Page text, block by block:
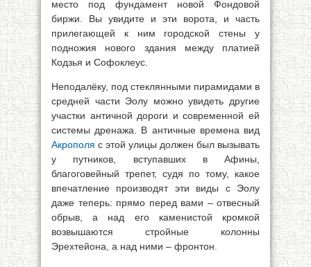
место под фундамент новой Фондовой
биржи. Вы увидите и эти ворота, и часть
прилегающей к ним городской стены у
подножия нового здания между платией
Кодзья и Софоклеус.
Неподалёку, под стеклянными пирамидами в
средней части Эолу можно увидеть другие
участки античной дороги и современной ей
системы дренажа. В античные времена вид
Акрополя с этой улицы должен был вызывать
у путников, вступавших в Афины,
благоговейный трепет, судя по тому, какое
впечатление производят эти виды с Эолу
даже теперь: прямо перед вами – отвесный
обрыв, а над его каменистой кромкой
возвышаются стройные колонны
Эрехтейона, а над ними – фронтон.